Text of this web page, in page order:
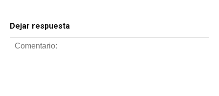
Dejar respuesta